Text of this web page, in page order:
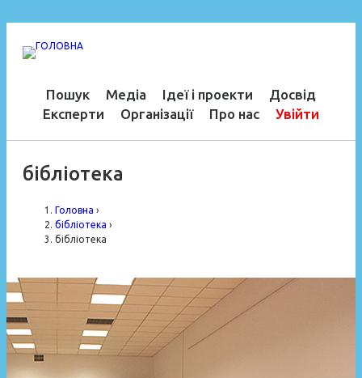
Пошук Медіа Ідеї і проекти
Досвід
Експерти
Організації Про нас Увійти
бібліотека
Головна ›
бібліотека ›
бібліотека